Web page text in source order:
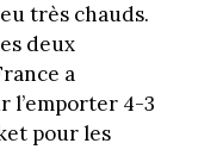
très chauds.
deux
a
l’emporter 4-3
pour les